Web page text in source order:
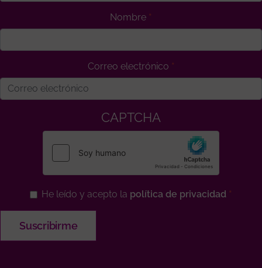
Nombre
Correo electrónico
CAPTCHA
He leído y acepto la política de privacidad